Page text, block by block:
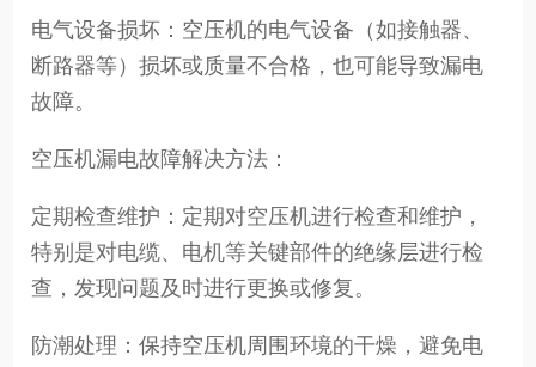
电气设备损坏：空压机的电气设备（如接触器、
断路器等）损坏或质量不合格，也可能导致漏电
故障。
空压机漏电故障解决方法：
定期检查维护：定期对空压机进行检查和维护，
特别是对电缆、电机等关键部件的绝缘层进行检
查，发现问题及时进行更换或修复。
防潮处理：保持空压机周围环境的干燥，避免电